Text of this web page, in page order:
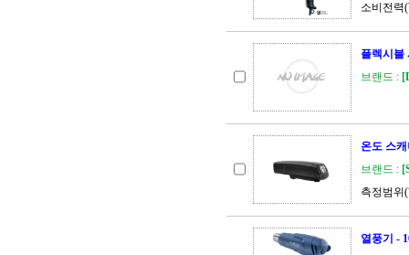
소비전력
플렉시블
브랜드 :
온도 스
브랜드 :
측정범위
열풍기 -